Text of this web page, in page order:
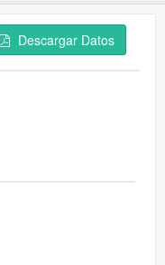
Descargar Datos